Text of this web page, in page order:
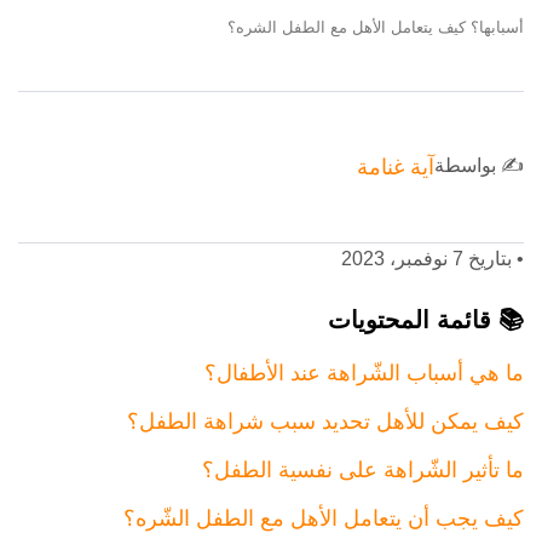
أسبابها؟ كيف يتعامل الأهل مع الطفل الشره؟
✍️ بواسطة آية غنامة
• بتاريخ 7 نوفمبر، 2023
📚 قائمة المحتويات
ما هي أسباب الشّراهة عند الأطفال؟
كيف يمكن للأهل تحديد سبب شراهة الطفل؟
ما تأثير الشّراهة على نفسية الطفل؟
كيف يجب أن يتعامل الأهل مع الطفل الشّره؟